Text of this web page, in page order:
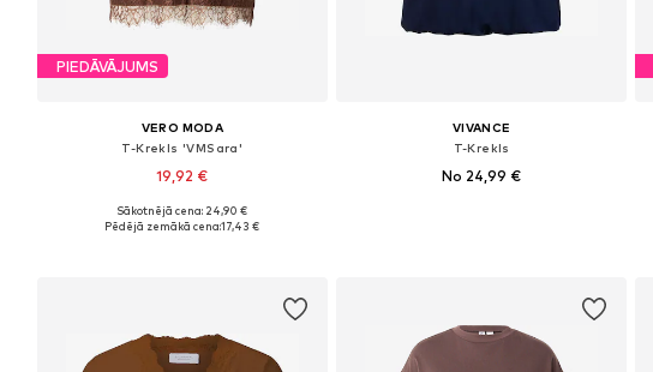
PIEDĀVĀJUMS
VERO MODA
T-Krekls 'VMSara'
19,92 €
Pieejamie izmēri: XS, S, M, L, XL
Sākotnējā cena: 24,90 €
Pēdējā zemākā cena:17,43 €
VIVANCE
T-Krekls
No 24,99 €